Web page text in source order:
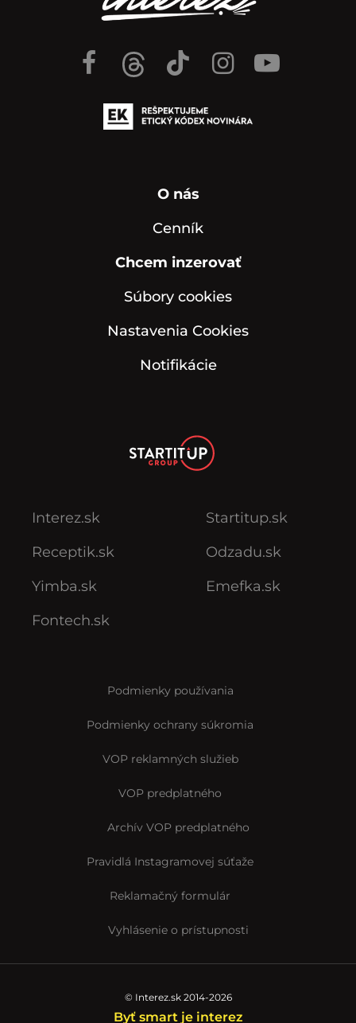
O nás
Cenník
Chcem inzerovať
Súbory cookies
Nastavenia Cookies
Notifikácie
Interez.sk
Receptik.sk
Yimba.sk
Fontech.sk
Startitup.sk
Odzadu.sk
Emefka.sk
Podmienky používania
Podmienky ochrany súkromia
VOP reklamných služieb
VOP predplatného
Archív VOP predplatného
Pravidlá Instagramovej súťaže
Reklamačný formulár
Vyhlásenie o prístupnosti
© Interez.sk 2014-2026
Byť smart je interez